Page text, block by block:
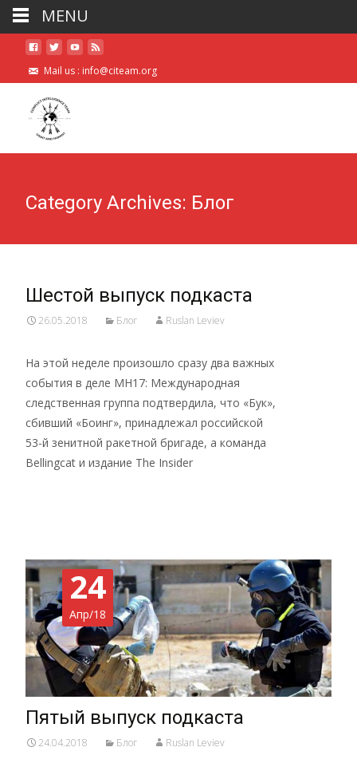
Mail us : info@citeam.org
Category Archives: Блог
Шестой выпуск подкаста
26.05.2018 Блог Ruslan Leviev
На этой неделе произошло сразу два важных
события в деле MH17: Международная
следственная группа подтвердила, что «Бук»,
сбивший «Боинг», принадлежал российской
53-й зенитной ракетной бригаде, а команда
Bellingcat и издание The Insider
24
Апр/18
Пятый выпуск подкаста
24.04.2018 Блог Ruslan Leviev
MENU